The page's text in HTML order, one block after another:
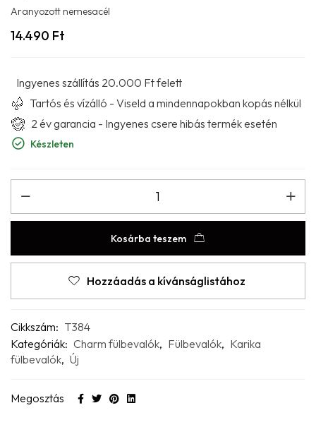
Aranyozott nemesacél
14.490 Ft
Ingyenes szállítás 20.000 Ft felett
Tartós és vízálló - Viseld a mindennapokban kopás nélkül
2 év garancia - Ingyenes csere hibás termék esetén
Készleten
Kosárba teszem
Hozzáadás a kívánságlistához
Cikkszám: T384
Kategóriák: Charm fülbevalók, Fülbevalók, Karika
fülbevalók, Új
Megosztás